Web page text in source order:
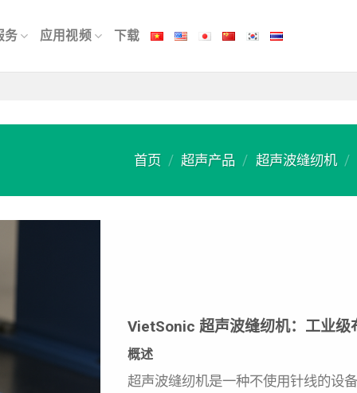
务 应用视频 下载
首页 / 超声产品 / 超声波缝纫机 /
VietSonic 超声波缝纫机：工业级
概述
超声波缝纫机是一种不使用针线的设